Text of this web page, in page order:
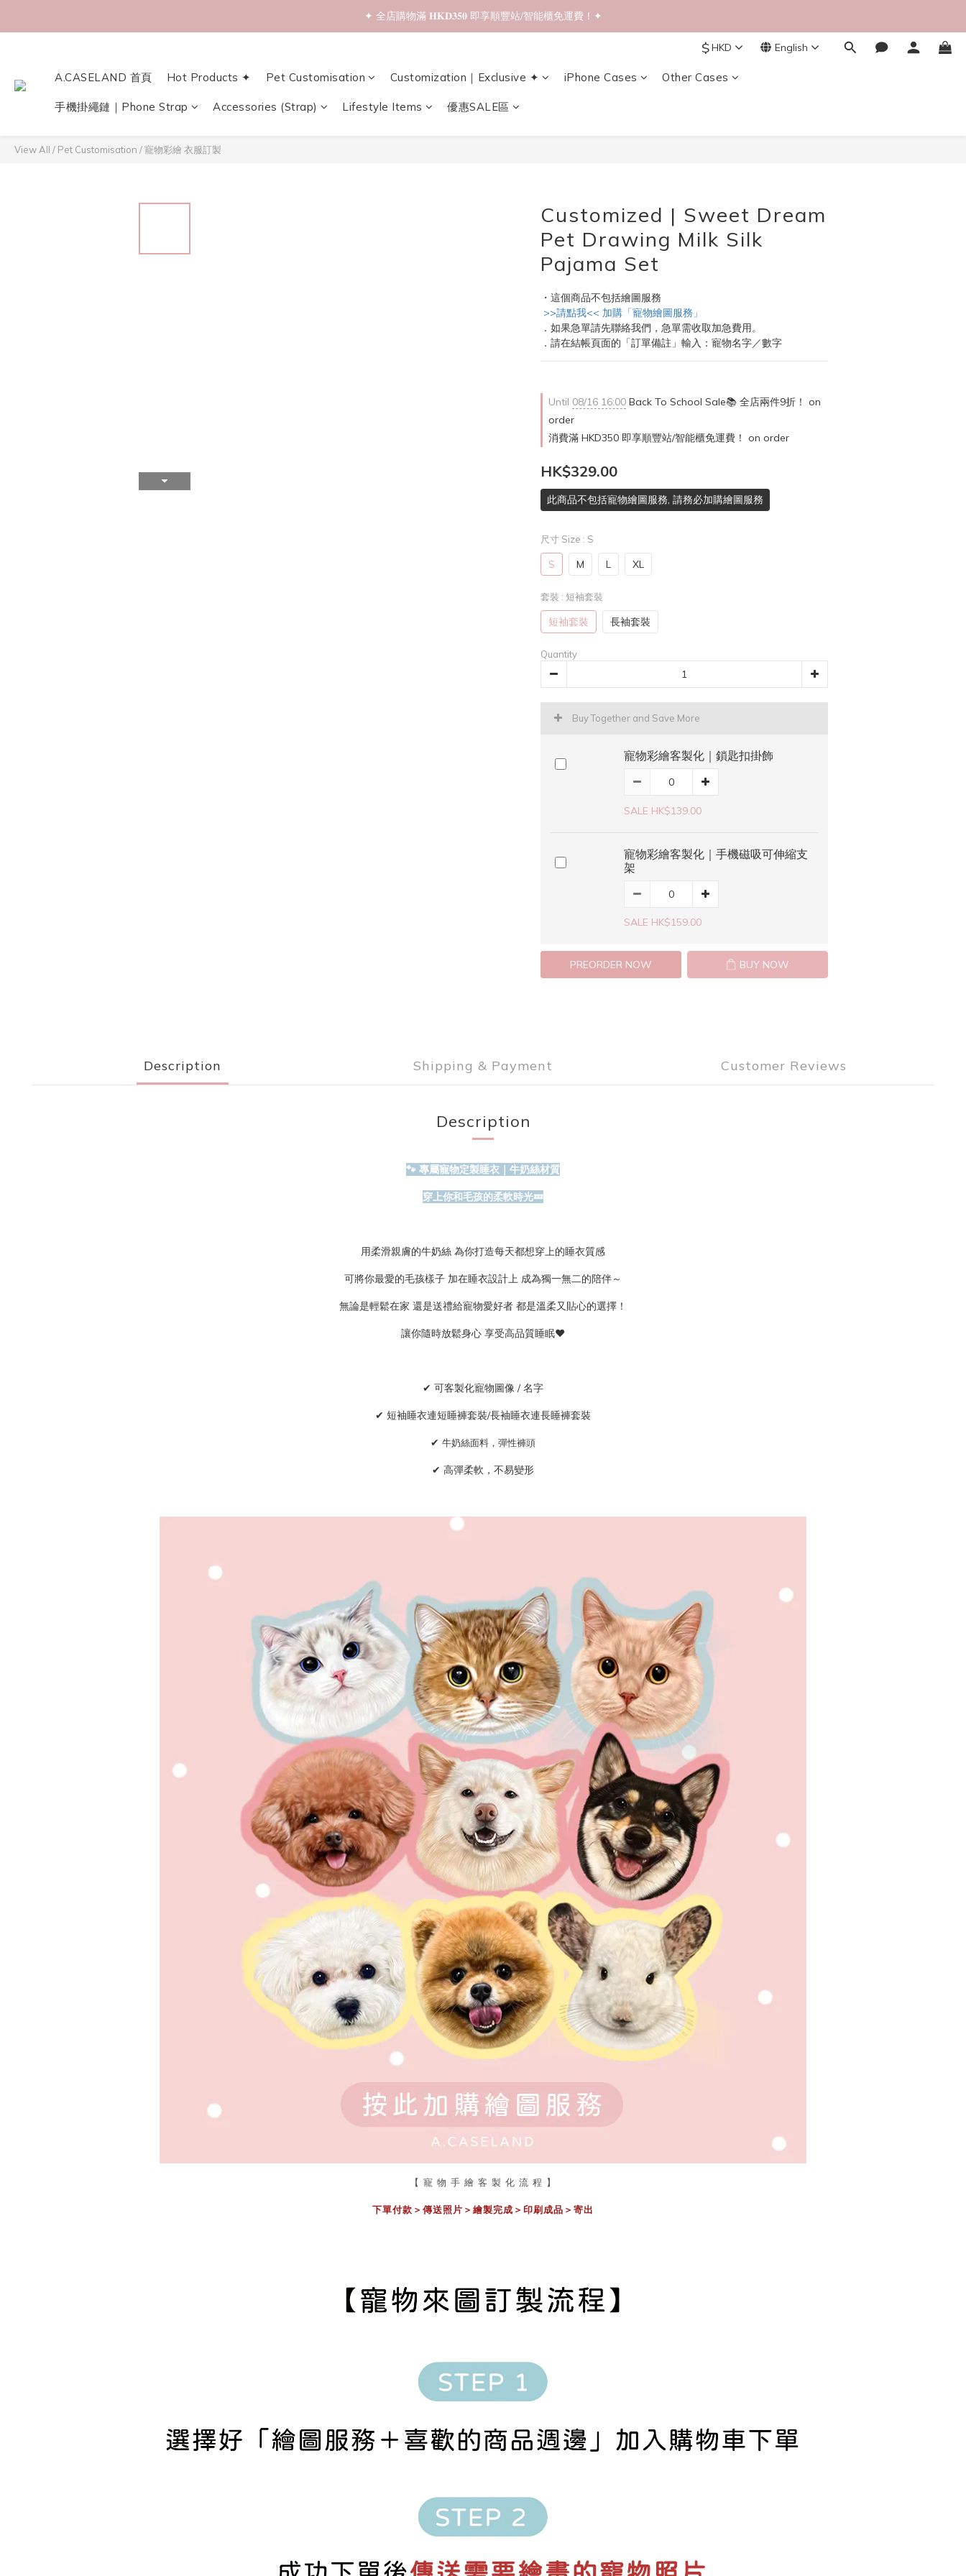
✦ 𝐁𝐚𝐜𝐤 𝐓𝐨 𝐒𝐜𝐡𝐨𝐨𝐥 𝐒𝐚𝐥𝐞📚 全店兩件𝟗折！✦
✦ 全店購物滿 𝐇𝐊𝐃𝟑𝟓𝟎 即享順豐站/智能櫃免運費！✦
$HKD English
A.CASELAND 首頁 Hot Products ✦ Pet Customisation Customization｜Exclusive ✦ iPhone Cases Other Cases
手機掛繩鏈｜Phone Strap Accessories (Strap) Lifestyle Items 優惠SALE區
View All / Pet Customisation /寵物彩繪 衣服訂製
Customized | Sweet Dream
Pet Drawing Milk Silk
Pajama Set
・這個商品不包括繪圖服務
>>請點我<< 加購「寵物繪圖服務」
．如果急單請先聯絡我們，急單需收取加急費用。
．請在結帳頁面的「訂單備註」輸入：寵物名字／數字
Until 08/16 16:00Back To School Sale📚 全店兩件9折！ on
order
消費滿 HKD350 即享順豐站/智能櫃免運費！ on order
HK$329.00
此商品不包括寵物繪圖服務, 請務必加購繪圖服務
尺寸 Size : S
S M L XL
套裝 : 短袖套裝
短袖套裝 長袖套裝
Quantity
Buy Together and Save More
寵物彩繪客製化｜鎖匙扣掛飾
SALE HK$139.00
寵物彩繪客製化｜手機磁吸可伸縮支
架
SALE HK$159.00
PREORDER NOW BUY NOW
Description Shipping & Payment Customer Reviews
Description
🐾 專屬寵物定製睡衣｜牛奶絲材質
穿上你和毛孩的柔軟時光💤
用柔滑親膚的牛奶絲 為你打造每天都想穿上的睡衣質感
可將你最愛的毛孩樣子 加在睡衣設計上 成為獨一無二的陪伴～
無論是輕鬆在家 還是送禮給寵物愛好者 都是溫柔又貼心的選擇！
讓你隨時放鬆身心 享受高品質睡眠♥
✔ 可客製化寵物圖像 / 名字
✔ 短袖睡衣連短睡褲套裝/長袖睡衣連長睡褲套裝
✔ 牛奶絲面料， 彈性褲頭
✔ 高彈柔軟，不易變形
【 寵 物 手 繪 客 製 化 流 程 】
下單付款＞傳送照片 ＞ 繪製完成 ＞ 印刷成品 ＞ 寄出